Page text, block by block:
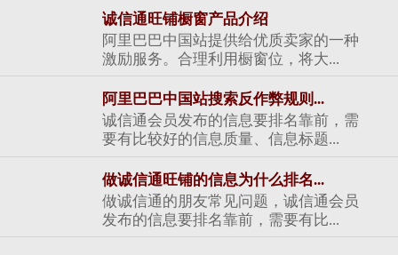
诚信通旺铺橱窗产品介绍
阿里巴巴中国站提供给优质卖家的一种
激励服务。合理利用橱窗位，将大...
阿里巴巴中国站搜索反作弊规则...
诚信通会员发布的信息要排名靠前，需
要有比较好的信息质量、信息标题...
做诚信通旺铺的信息为什么排名...
做诚信通的朋友常见问题，诚信通会员
发布的信息要排名靠前，需要有比...